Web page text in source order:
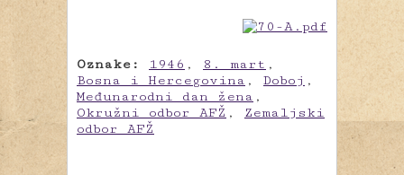
Oznake: 1946 , 8. mart ,
Bosna i Hercegovina , Doboj ,
Međunarodni dan žena ,
Okružni odbor AFŽ , Zemaljski
odbor AFŽ